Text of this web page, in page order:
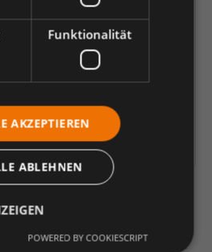
Anzahl erhöhen
herunterladen
Funktionalität
AKZEPTIEREN
ABLEHNEN
POWERED BY COOKIESCRIPT